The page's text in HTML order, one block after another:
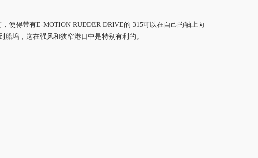
，使得带有E-MOTION RUDDER DRIVE的 315可以在自己的轴上向
船坞，这在强风和狭窄港口中是特别有利的。